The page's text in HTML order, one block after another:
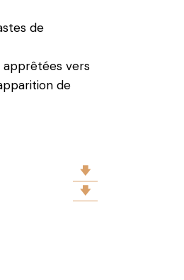
de
apprêtées vers
de